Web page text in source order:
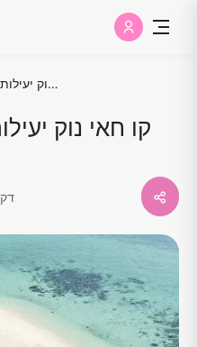
קו חאי נוק יעילות טכנית בשנרקלינג רדוד
קו חאי נוק
2